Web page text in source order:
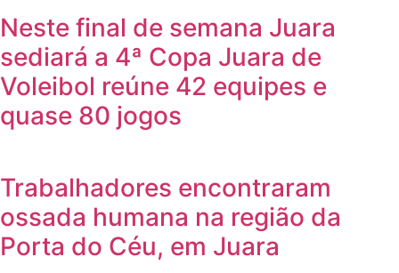
Neste final de semana Juara
sediará a 4ª Copa Juara de
Voleibol reúne 42 equipes e
quase 80 jogos
Trabalhadores encontraram
ossada humana na região da
Porta do Céu, em Juara